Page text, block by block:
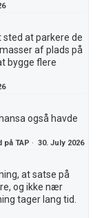
at parkere de
af plads på
bygge flere
også havde
TAP ·30. July 2026
at satse på
og ikke nær
tager lang tid.